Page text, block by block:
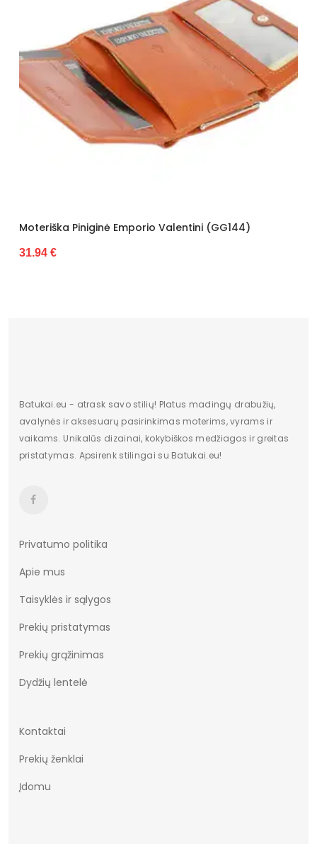
Piniginė Emporio Valentini (GG144)
Batukai.eu - atrask savo stilių! Platus madingų drabužių,
avalynės ir aksesuarų pasirinkimas moterims, vyrams ir
vaikams. Unikalūs dizainai, kokybiškos medžiagos ir greitas
pristatymas. Apsirenk stilingai su Batukai.eu!
Privatumo politika
Apie mus
Taisyklės ir sąlygos
Prekių pristatymas
Prekių grąžinimas
Dydžių lentelė
Kontaktai
Prekių ženklai
Įdomu